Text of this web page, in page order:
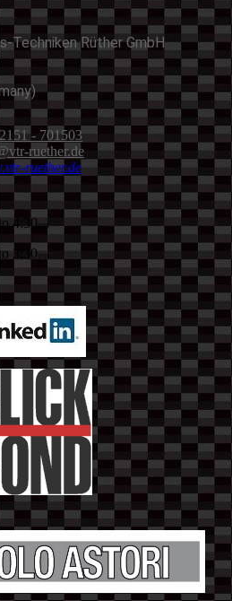
Techniken Rüther GmbH
- 701503
ruether.de
ruether.de
4:30pm
3:30pm